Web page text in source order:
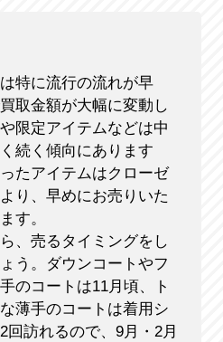
特に流行の流れが早
取金額が大幅に変動し
限定アイテムなどは中
続く傾向にあります
たアイテムはクローゼ
り、早めにお売りいた
す。
、売るタイミングをし
う。ダウンコートやフ
のコートは11月頃、ト
薄手のコートは着用シ
回訪れるので、9月・2月